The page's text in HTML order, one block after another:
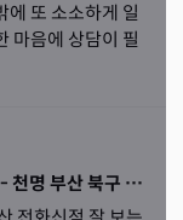
에 또 소소하게 일
마음에 상담이 필
부산 전화신점 잘 보는 곳 - 천명 부산 북구 천수 선생님